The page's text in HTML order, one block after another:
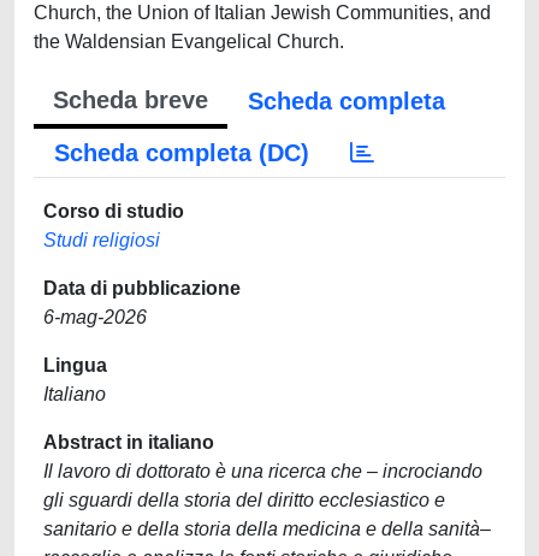
Church, the Union of Italian Jewish Communities, and
the Waldensian Evangelical Church.
Scheda breve
Scheda completa
Scheda completa (DC)
Corso di studio
Studi religiosi
Data di pubblicazione
6-mag-2026
Lingua
Italiano
Abstract in italiano
Il lavoro di dottorato è una ricerca che – incrociando
gli sguardi della storia del diritto ecclesiastico e
sanitario e della storia della medicina e della sanità–